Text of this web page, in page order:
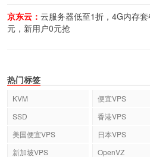
京东云： 云服务器低至1折，4G内存
元，新用户0元抢
热门标签
KVM 便宜VPS
SSD
香港VPS
美国便宜VPS
日本VPS
新加坡VPS
OpenVZ